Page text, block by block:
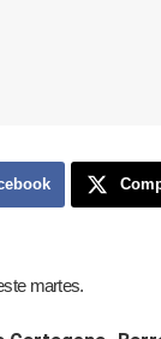
martes.